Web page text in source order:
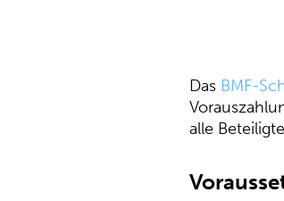
Das BMF-
alle